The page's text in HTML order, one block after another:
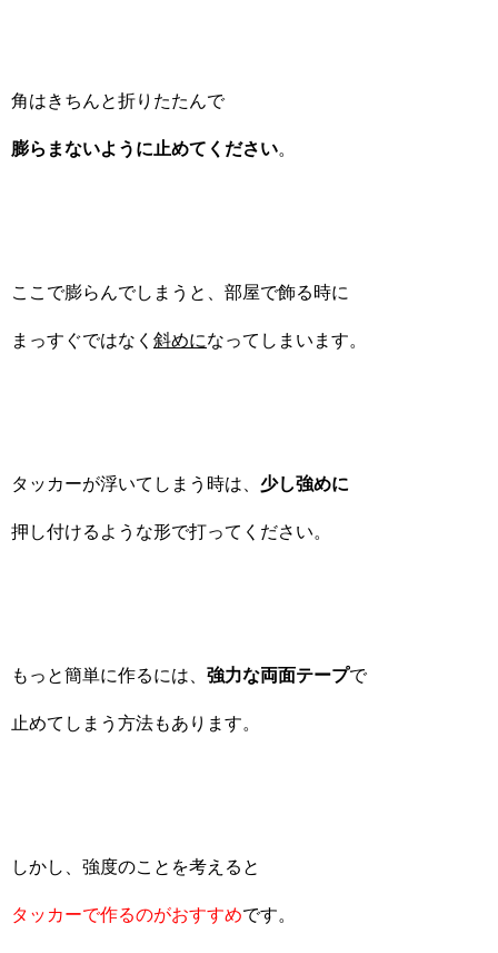
角はきちんと折りたたんで
膨らまないように止めてください。
ここで膨らんでしまうと、部屋で飾る時に
まっすぐではなく 斜めになってしまいます。
タッカーが浮いてしまう時は、 少し強めに
押し付けるような形で打ってください。
もっと簡単に作るには、 強力な両面テープで
止めてしまう方法もあります。
しかし、強度のことを考えると
タッカーで作るのがおすすめです。